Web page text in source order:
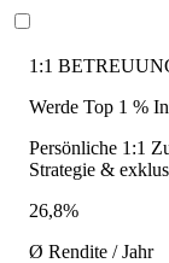
1:1
Werde Top 1 %
Persönliche 1:1
Strategie &
26,8%
Ø Rendite / Jahr